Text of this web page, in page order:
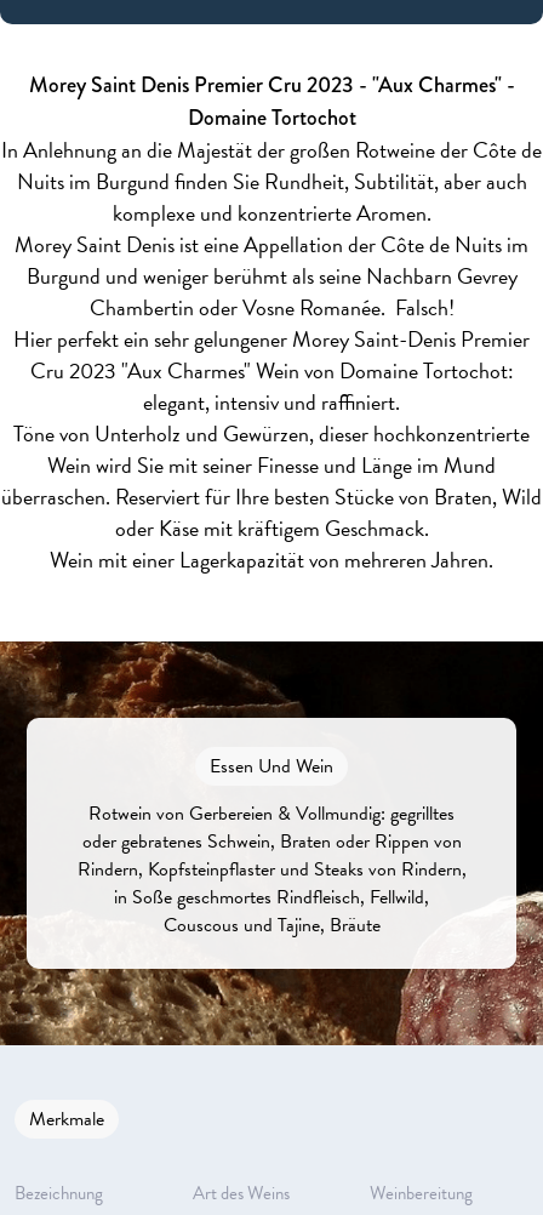
Morey Saint Denis Premier Cru 2023 - "Aux Charmes" -
Domaine Tortochot
In Anlehnung an die Majestät der großen Rotweine der Côte de
Nuits im Burgund finden Sie Rundheit, Subtilität, aber auch
komplexe und konzentrierte Aromen.
Morey Saint Denis ist eine Appellation der Côte de Nuits im
Burgund und weniger berühmt als seine Nachbarn Gevrey
Chambertin oder Vosne Romanée. Falsch!
Hier perfekt ein sehr gelungener Morey Saint-Denis Premier
Cru 2023 "Aux Charmes" Wein von Domaine Tortochot:
elegant, intensiv und raffiniert.
Töne von Unterholz und Gewürzen, dieser hochkonzentrierte
Wein wird Sie mit seiner Finesse und Länge im Mund
überraschen. Reserviert für Ihre besten Stücke von Braten, Wild
oder Käse mit kräftigem Geschmack.
Wein mit einer Lagerkapazität von mehreren Jahren.
Essen Und Wein
Rotwein von Gerbereien & Vollmundig: gegrilltes
oder gebratenes Schwein, Braten oder Rippen von
Rindern, Kopfsteinpflaster und Steaks von Rindern,
in Soße geschmortes Rindfleisch, Fellwild,
Couscous und Tajine, Bräute
Merkmale
Bezeichnung Art des Weins Weinbereitung